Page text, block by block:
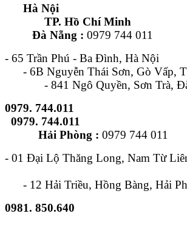
Hà
TP. Hồ Chí
Đà Nẵng : 0979 744 011
- 65 Trần Phú - Ba
- 6B Nguyễn Thái Sơn, Gò
- 841 Ngô Quyền, Sơn Trà, Đà
0979. 744.011
0979. 744.011
Hải Phòng : 0979 744 011
- 01 Đại Lộ Thăng Long, Nam
- 12 Hải Triều, Hồng Bàng, Hải
0981. 850.640